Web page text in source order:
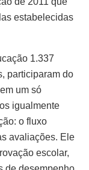
estabelecidas
1.337
participaram do
um só
igualmente
o fluxo
avaliações. Ele
escolar,